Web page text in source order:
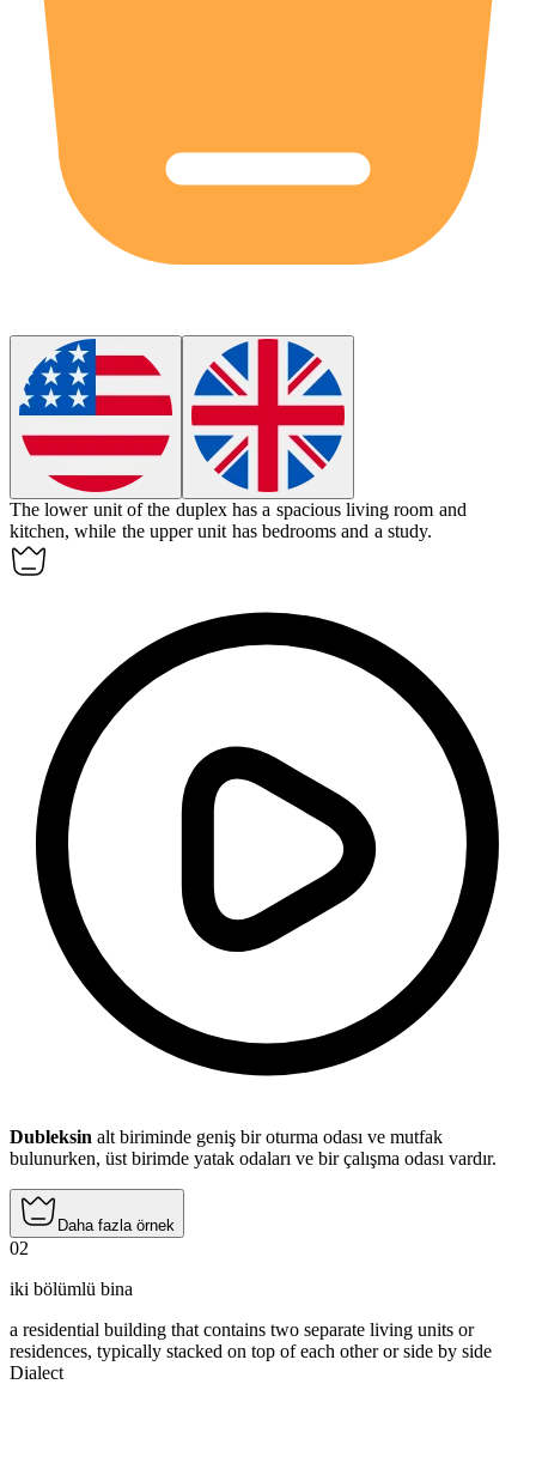
The lower unit of the duplex has a spacious living room and
kitchen, while the upper unit has bedrooms and a study.
Dubleksin alt biriminde geniş bir oturma odası ve mutfak
bulunurken, üst birimde yatak odaları ve bir çalışma odası vardır.
Daha fazla örnek
02
iki bölümlü bina
a residential building that contains two separate living units or
residences, typically stacked on top of each other or side by side
Dialect